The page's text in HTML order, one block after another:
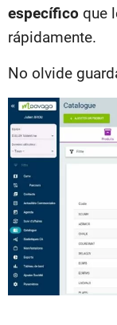
específico que
rápidamente.
No olvide